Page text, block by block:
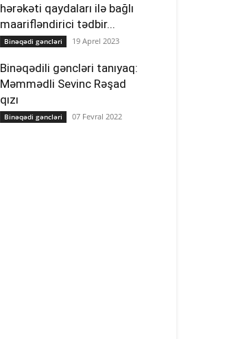
hərəkəti qaydaları ilə bağlı
maarifləndirici tədbir...
Binəqədi gəncləri 19 Aprel 2023
Binəqədili gəncləri tanıyaq:
Məmmədli Sevinc Rəşad
qızı
Binəqədi gəncləri 07 Fevral 2022